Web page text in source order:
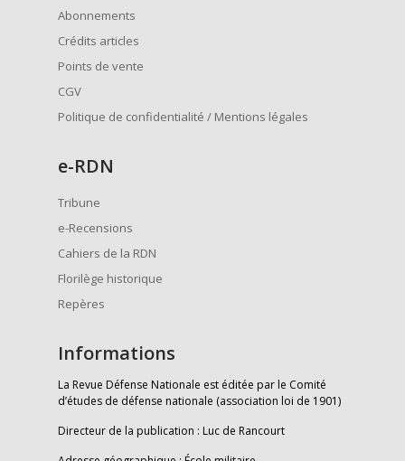
Abonnements
Crédits articles
Points de vente
CGV
Politique de confidentialité / Mentions légales
e-RDN
Tribune
e-Recensions
Cahiers de la RDN
Florilège historique
Repères
Informations
La Revue Défense Nationale est éditée par le Comité
d’études de défense nationale (association loi de 1901)
Directeur de la publication : Luc de Rancourt